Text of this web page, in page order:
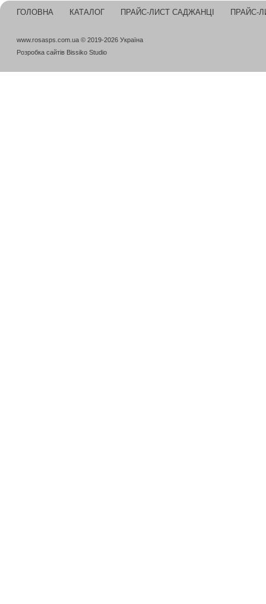
ГОЛОВНА КАТАЛОГ ПРАЙС-ЛИСТ САДЖАНЦІ ПРАЙС-
www.rosasps.com.ua © 2019-2026 Україна
Розробка сайтів Bissiko Studio